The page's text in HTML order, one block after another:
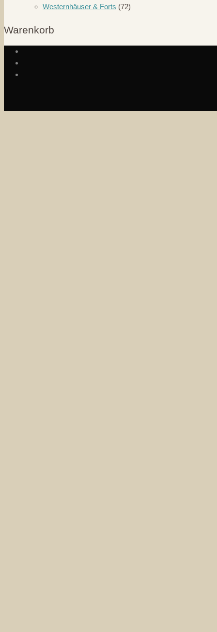
Westernhäuser & Forts (72)
Warenkorb